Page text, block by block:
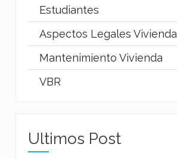
Estudiantes
Aspectos Legales Vivienda
Mantenimiento Vivienda
VBR
Ultimos Post